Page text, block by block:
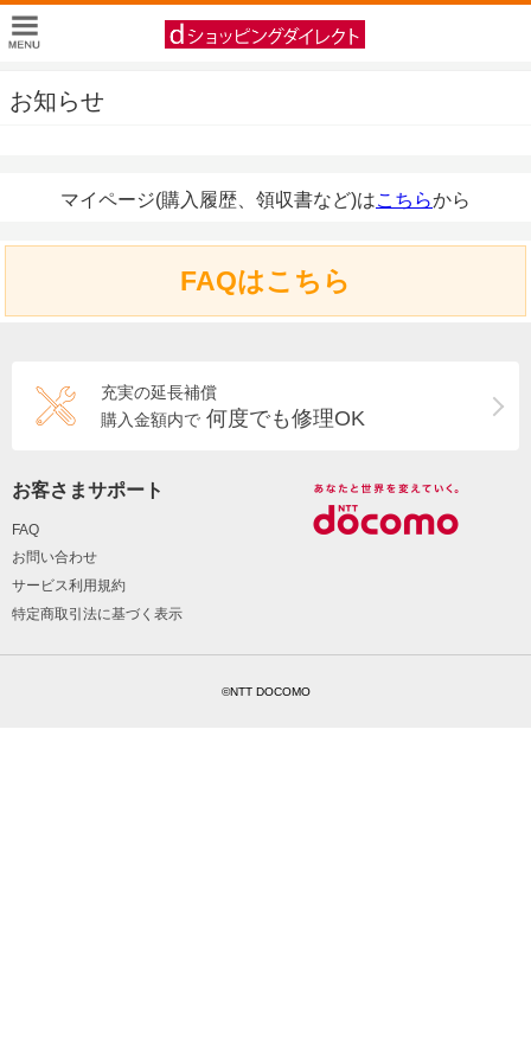
お知らせ
マイページ(購入履歴、領収書など)はこちらから
FAQはこちら
充実の延長補償
購入金額内で 何度でも修理OK
お客さまサポート
FAQ
お問い合わせ
サービス利用規約
特定商取引法に基づく表示
©NTT DOCOMO